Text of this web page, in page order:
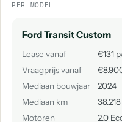
PER MODEL
Ford Transit Custom
Lease vanaf
€131
Vraagprijs vanaf
Mediaan bouwjaar
2024
Mediaan km
Motoren
2.0